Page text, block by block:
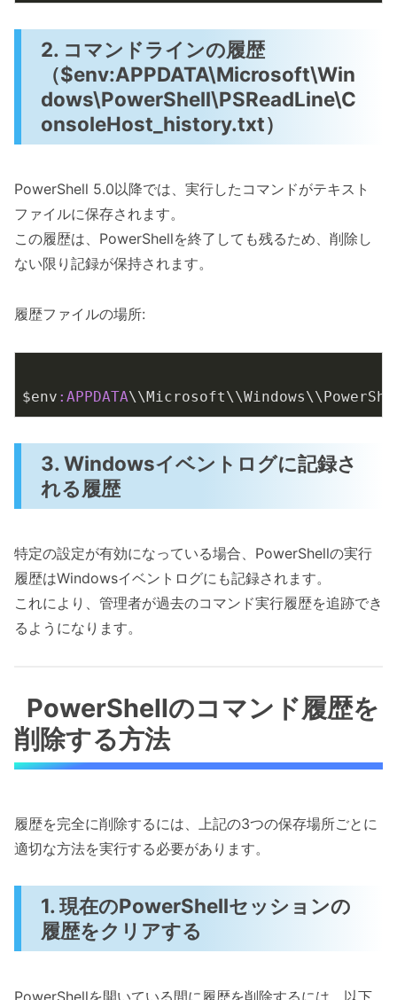
2. コマンドラインの履歴
（$env:APPDATA\Microsoft\Win
dows\PowerShell\PSReadLine\C
onsoleHost_history.txt）
PowerShell 5.0以降では、実行したコマンドがテキスト
ファイルに保存されます。
この履歴は、PowerShellを終了しても残るため、削除し
ない限り記録が保持されます。
履歴ファイルの場所:
$env :APPDATA
3. Windowsイベントログに記録さ
れる履歴
特定の設定が有効になっている場合、PowerShellの実行
履歴はWindowsイベントログにも記録されます。
これにより、管理者が過去のコマンド実行履歴を追跡でき
るようになります。
PowerShellのコマンド履歴を
削除する方法
履歴を完全に削除するには、上記の3つの保存場所ごとに
適切な方法を実行する必要があります。
1. 現在のPowerShellセッションの
履歴をクリアする
PowerShellを開いている間に履歴を削除するには、以下